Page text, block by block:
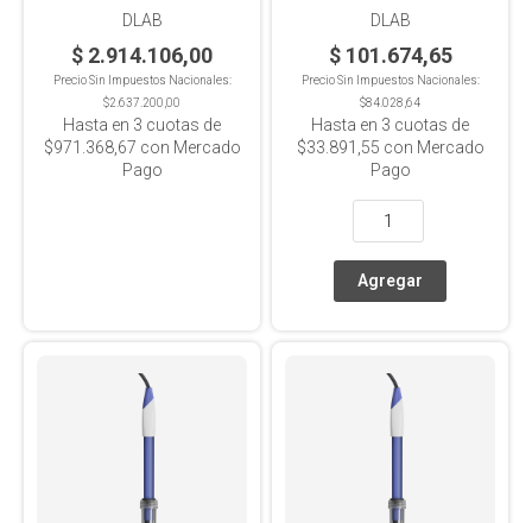
DLAB
$ 2.914.106,00
Precio Sin Impuestos Nacionales:
$2.637.200,00
Hasta en 3 cuotas de
$971.368,67 con Mercado
Pago
DLAB
$ 101.674,65
Precio Sin Impuestos Nacionales:
$84.028,64
Hasta en 3 cuotas de
$33.891,55 con Mercado
Pago